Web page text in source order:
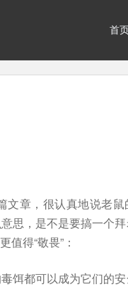
首
章，很认真地说老鼠
思，是不是要搞一个
得“敬畏”：
饵都可以成为它们的